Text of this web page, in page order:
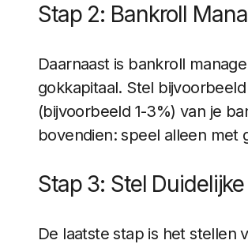
Stap 2: Bankroll
Daarnaast is bankroll
gokkapitaal. Stel
(bijvoorbeeld 1-3%) van je
bovendien: speel alleen met
Stap 3: Stel
De laatste stap is het stellen